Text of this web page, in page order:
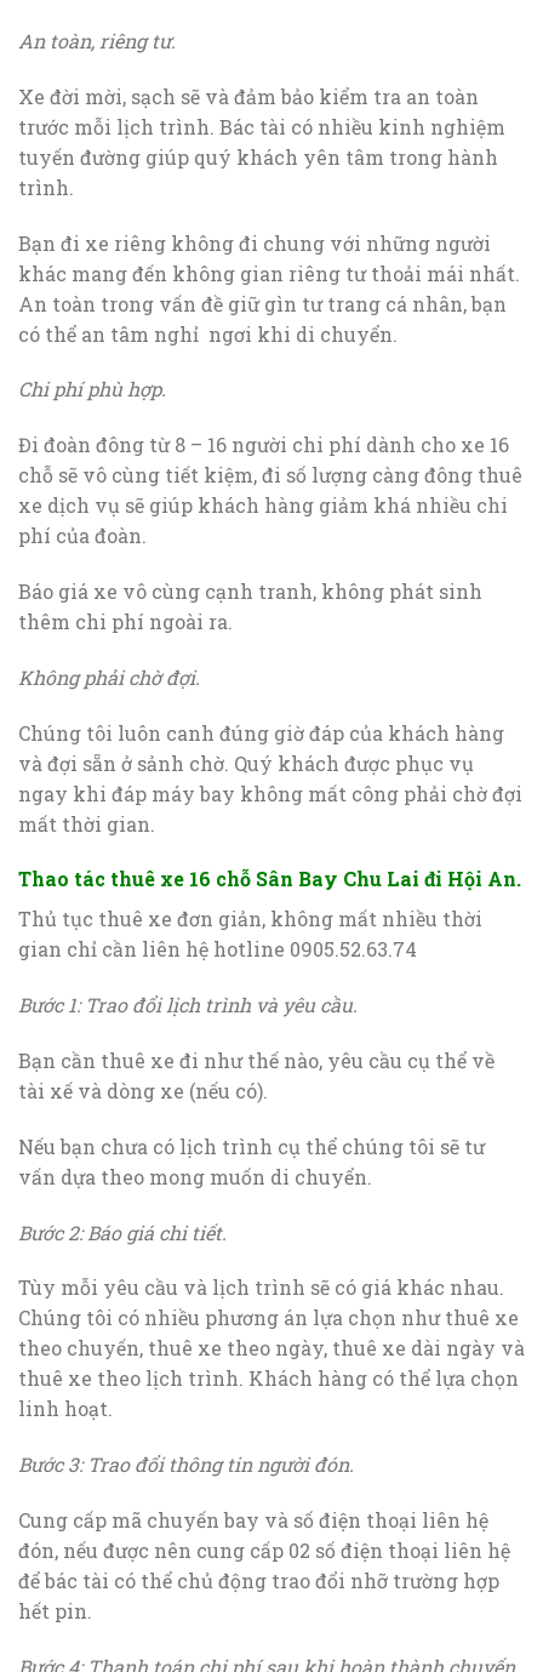
An toàn, riêng tư.
Xe đời mời, sạch sẽ và đảm bảo kiểm tra an toàn
trước mỗi lịch trình. Bác tài có nhiều kinh nghiệm
tuyến đường giúp quý khách yên tâm trong hành
trình.
Bạn đi xe riêng không đi chung với những người
khác mang đến không gian riêng tư thoải mái nhất.
An toàn trong vấn đề giữ gìn tư trang cá nhân, bạn
có thể an tâm nghỉ ngơi khi di chuyển.
Chi phí phù hợp.
Đi đoàn đông từ 8 – 16 người chi phí dành cho xe 16
chỗ sẽ vô cùng tiết kiệm, đi số lượng càng đông thuê
xe dịch vụ sẽ giúp khách hàng giảm khá nhiều chi
phí của đoàn.
Báo giá xe vô cùng cạnh tranh, không phát sinh
thêm chi phí ngoài ra.
Không phải chờ đợi.
Chúng tôi luôn canh đúng giờ đáp của khách hàng
và đợi sẵn ở sảnh chờ. Quý khách được phục vụ
ngay khi đáp máy bay không mất công phải chờ đợi
mất thời gian.
Thao tác thuê xe 16 chỗ Sân Bay Chu Lai đi Hội An.
Thủ tục thuê xe đơn giản, không mất nhiều thời
gian chỉ cần liên hệ hotline 0905.52.63.74
Bước 1: Trao đổi lịch trình và yêu cầu.
Bạn cần thuê xe đi như thế nào, yêu cầu cụ thể về
tài xế và dòng xe (nếu có).
Nếu bạn chưa có lịch trình cụ thể chúng tôi sẽ tư
vấn dựa theo mong muốn di chuyển.
Bước 2: Báo giá chi tiết.
Tùy mỗi yêu cầu và lịch trình sẽ có giá khác nhau.
Chúng tôi có nhiều phương án lựa chọn như thuê xe
theo chuyến, thuê xe theo ngày, thuê xe dài ngày và
thuê xe theo lịch trình. Khách hàng có thể lựa chọn
linh hoạt.
Bước 3: Trao đổi thông tin người đón.
Cung cấp mã chuyến bay và số điện thoại liên hệ
đón, nếu được nên cung cấp 02 số điện thoại liên hệ
để bác tài có thể chủ động trao đổi nhỡ trường hợp
hết pin.
Bước 4: Thanh toán chi phí sau khi hoàn thành chuyến